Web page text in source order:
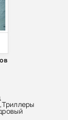
,Триллеры